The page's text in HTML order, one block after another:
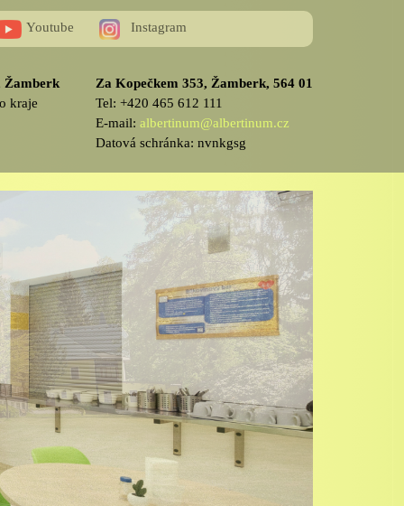
Youtube Instagram
Za Kopečkem 353, Žamberk, 564 01
Tel: +420 465 612 111
E-mail:albertinum@albertinum.cz
Datová schránka: nvnkgsg
Žamberk
kraje